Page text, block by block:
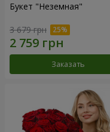
Букет "Неземная"
3 679 грн
Заказать